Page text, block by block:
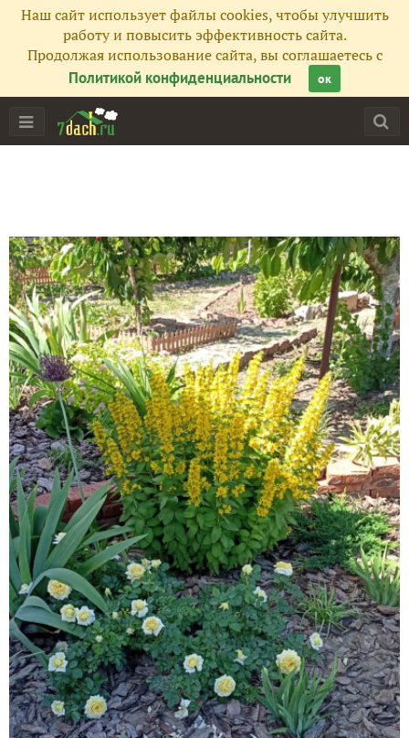
Наш сайт использует файлы cookies, чтобы улучшить
работу и повысить эффективность сайта.
Продолжая использование сайта, вы соглашаетесь с
Политикой конфиденциальности
ок
Главная
Подписчики 15
Все публикации 71